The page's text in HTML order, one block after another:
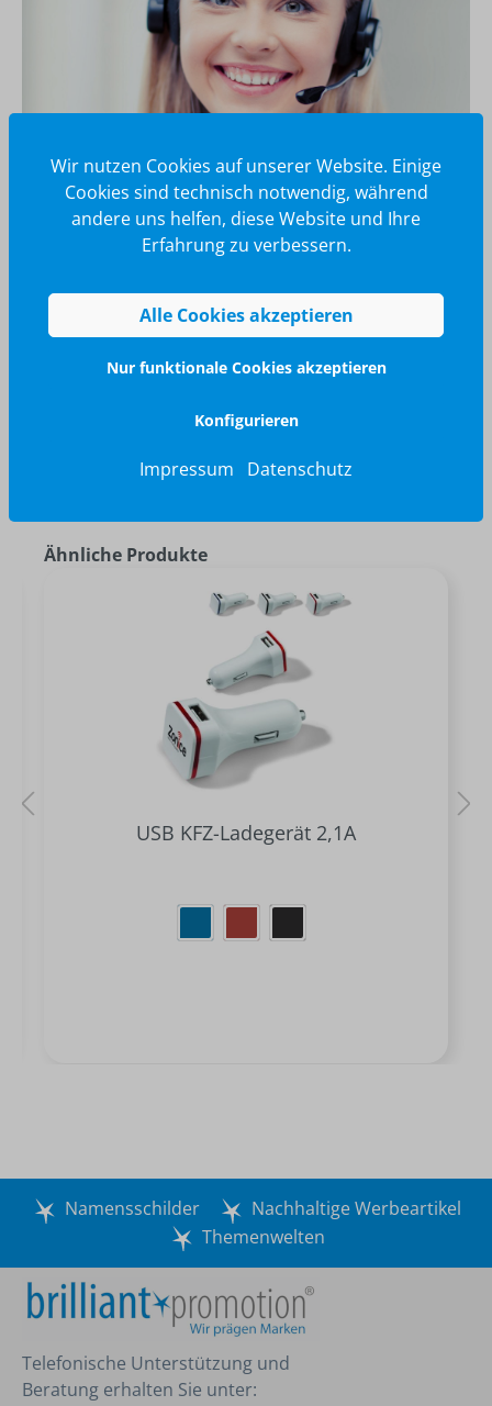
Wir glänzen für Sie
info@brilliant-promotion.com
Jetzt anfragen
Ähnliche Produkte
USB KFZ-Ladegerät 2,1A
Namensschilder
Nachhaltige Werbeartikel
Themenwelten
Telefonische Unterstützung und
Beratung erhalten Sie unter:
Wir nutzen Cookies auf unserer Website. Einige
Cookies sind technisch notwendig, während
andere uns helfen, diese Website und Ihre
Erfahrung zu verbessern.
Alle Cookies akzeptieren
Nur funktionale Cookies akzeptieren
Konfigurieren
Impressum Datenschutz